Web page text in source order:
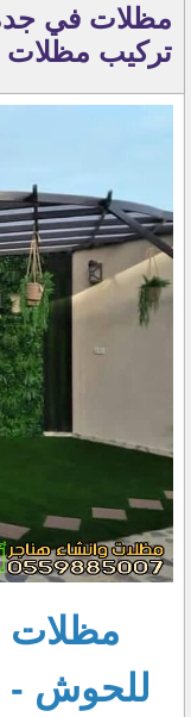
مظلات في
تركيب
للحوش -